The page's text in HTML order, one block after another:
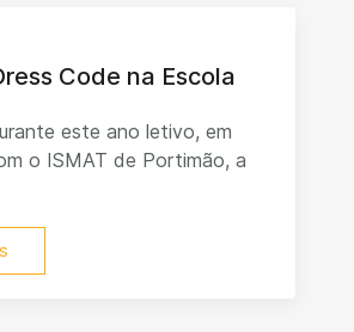
Code na Escola
este ano letivo, em
o ISMAT de Portimão, a